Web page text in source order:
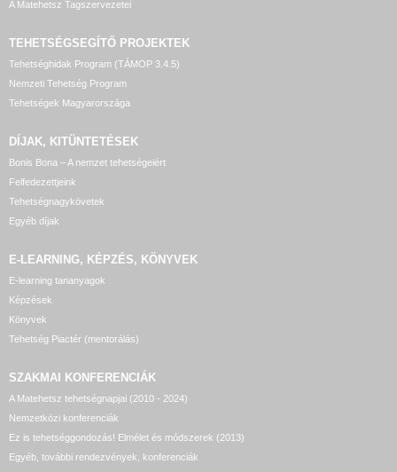
A Matehetsz Tagszervezetei
TEHETSÉGSEGÍTŐ PROJEKTEK
Tehetséghidak Program (TÁMOP 3.4.5)
Nemzeti Tehetség Program
Tehetségek Magyarországa
DÍJAK, KITÜNTETÉSEK
Bonis Bona – A nemzet tehetségeiért
Felfedezettjeink
Tehetségnagykövetek
Egyéb díjak
E-LEARNING, KÉPZÉS, KÖNYVEK
E-learning tananyagok
Képzések
Könyvek
Tehetség Piactér (mentorálás)
SZAKMAI KONFERENCIÁK
A Matehetsz tehetségnapjai (2010 - 2024)
Nemzetközi konferenciák
Ez is tehetséggondozás! Elmélet és módszerek (2013)
Egyéb, további rendezvények, konferenciák